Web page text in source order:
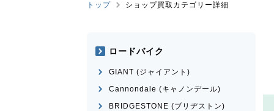
トップ ショップ買取カテゴリー詳細
ロードバイク
GIANT (ジャイアント)
Cannondale (キャノンデール)
BRIDGESTONE (ブリヂストン)